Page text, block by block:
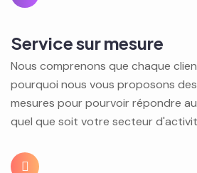
Service sur mesure
Nous comprenons que chaque
pourquoi nous vous proposons
mesures pour pourvoir répondre
quel que soit votre secteur